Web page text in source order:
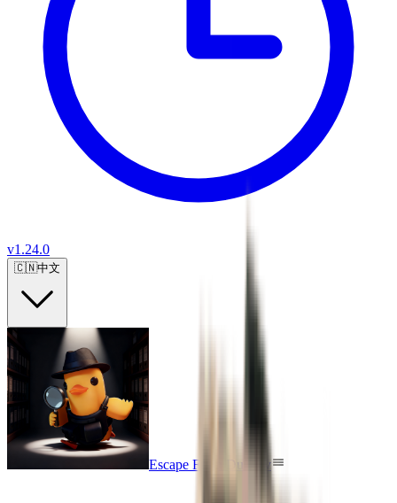
v1.24.0
🇨🇳中文
Escape From Duckov